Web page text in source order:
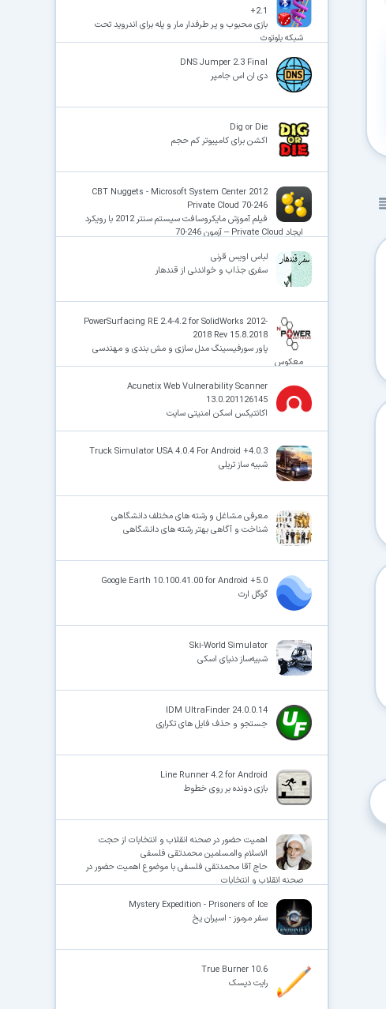
+2.1
بازی محبوب و پر طرفدار مار و پله برای اندروید تحت
شبکه بلوتوث
DNS Jumper 2.3 Final
دی ان اس جامپر
Dig or Die
اکشن برای کامپیوتر کم حجم
CBT Nuggets - Microsoft System Center 2012
Private Cloud 70-246
فیلم آموزش مایکروسافت سیستم سنتر 2012 با رویکرد
ایجاد Private Cloud – آزمون 246-70
لباس اویس قرنی
سفری جذاب و خواندنی از قندهار
PowerSurfacing RE 2.4-4.2 for SolidWorks 2012-
2018 Rev 15.8.2018
پاور سورفیسینگ مدل سازی و مش بندی و مهندسی
معکوس
Acunetix Web Vulnerability Scanner
13.0.201126145
اکانتیکس اسکن امنیتی سایت
Truck Simulator USA 4.0.4 For Android +4.0.3
شبیه ساز تریلی
معرفی مشاغل و رشته های مختلف دانشگاهی
شناخت و آگاهی بهتر رشته های دانشگاهی
Google Earth 10.100.41.00 for Android +5.0
گوگل ارث
Ski-World Simulator
شبیه‌ساز دنیای اسکی
IDM UltraFinder 24.0.0.14
جستجو و حذف فایل های تکراری
Line Runner 4.2 for Android
بازی دونده بر روی خطوط
اهمیت حضور در صحنه انقلاب و انتخابات از حجت
الاسلام والمسلمین محمدتقی فلسفی
حاج آقا محمدتقی فلسفی با موضوع اهمیت حضور در
صحنه انقلاب و انتخابات
Mystery Expedition - Prisoners of Ice
سفر مرموز - اسیران یخ
True Burner 10.6
رایت دیسک